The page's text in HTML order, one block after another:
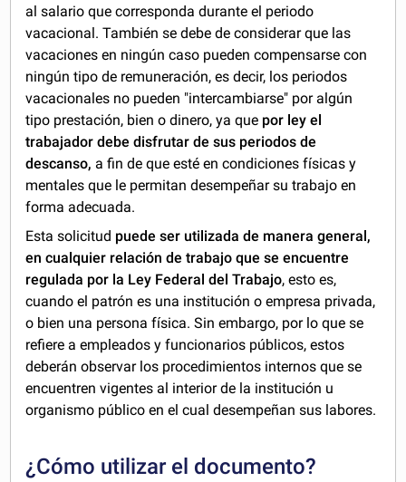
al salario que corresponda durante el periodo
vacacional. También se debe de considerar que las
vacaciones en ningún caso pueden compensarse con
ningún tipo de remuneración, es decir, los periodos
vacacionales no pueden "intercambiarse" por algún
tipo prestación, bien o dinero, ya que por ley el
trabajador debe disfrutar de sus periodos de
descanso, a fin de que esté en condiciones físicas y
mentales que le permitan desempeñar su trabajo en
forma adecuada.
Esta solicitud puede ser utilizada de manera general,
en cualquier relación de trabajo que se encuentre
regulada por la Ley Federal del Trabajo, esto es,
cuando el patrón es una institución o empresa privada,
o bien una persona física. Sin embargo, por lo que se
refiere a empleados y funcionarios públicos, estos
deberán observar los procedimientos internos que se
encuentren vigentes al interior de la institución u
organismo público en el cual desempeñan sus labores.
¿Cómo utilizar el documento?